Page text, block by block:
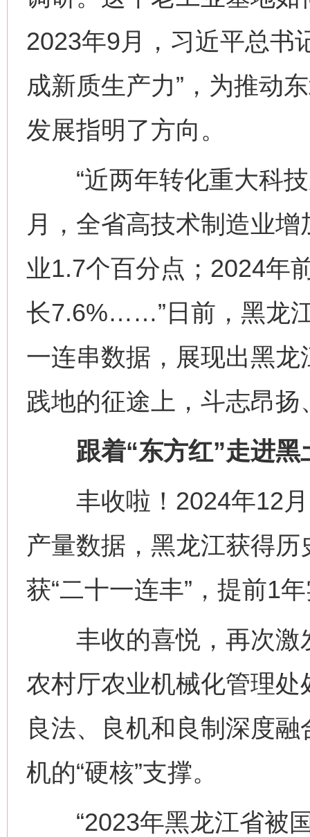
2023年9月，习近平总书
成新质生产力”，为推动
发展指明了方向。
“近两年转化重大科技
月，全省高技术制造业
业1.7个百分点；2024年
长7.6%……”日前，黑龙
一连串数据，展现出黑
践地的征途上，斗志昂扬
跟着“东方红”走进黑
丰收啦！2024年12月
产量数据，黑龙江获得
获“二十一连丰”，提前1
丰收的喜悦，再次激
农村厅农业机械化管理
良法、良机和良制深度
机的“硬核”支撑。
“2023年黑龙江省被国